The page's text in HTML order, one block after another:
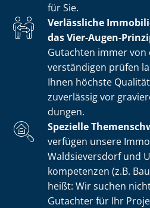
für Sie.
Verlässliche
das Vier-Augen-
Gutachten immer
ver­stän­di­gen prüfen
Ihnen höchste
zuverlässig vor
dun­gen.
Spezielle
verfügen unsere
Waldsieversdorf und
kom­pe­ten­zen (z.B.
heißt: Wir suchen
Gutachter für Ihr